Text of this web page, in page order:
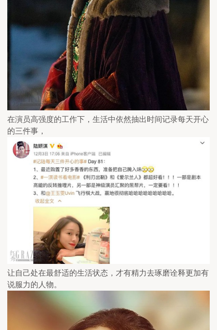
在演员高强度的工作下，生活中依然抽出时间记录每天开心
的三件事，
让自己处在最舒适的生活状态，才有精力去琢磨诠释更加有
说服力的人物。